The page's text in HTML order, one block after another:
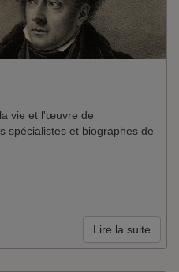
vie et l'œuvre de
spécialistes et biographes de
Lire la suite